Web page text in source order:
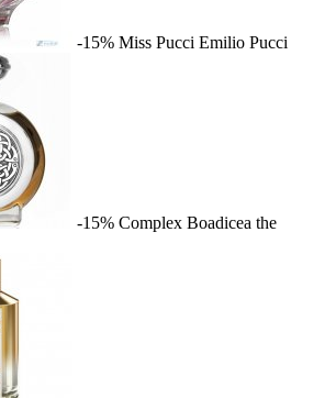
-15% Miss Pucci Emilio Pucci
-15% Complex Boadicea the